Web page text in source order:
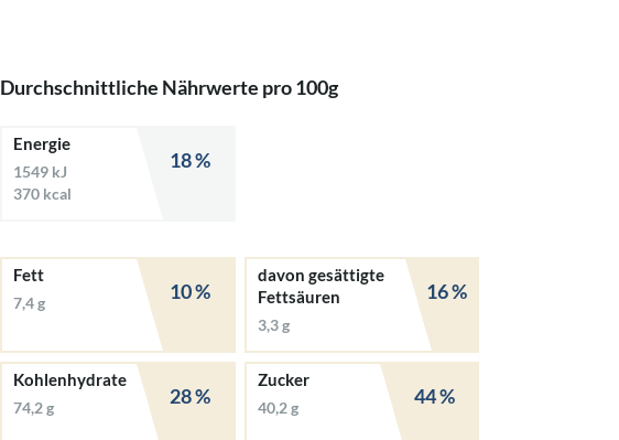
Durchschnittliche Nährwerte pro 100g
Energie
1549 kJ
370 kcal
18 %
Fett
7,4 g 10 %
davon gesättigte
Fettsäuren
3,3 g
16 %
Kohlenhydrate
74,2 g 28 %
Zucker
40,2 g 44 %